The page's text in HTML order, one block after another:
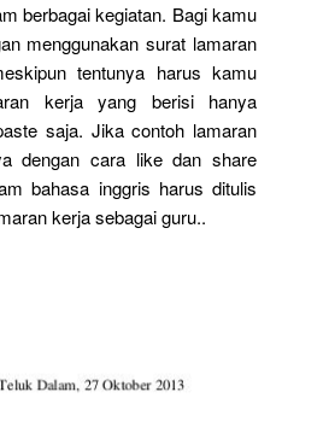
berbagai kegiatan. Bagi kamu
menggunakan surat lamaran
tentunya harus kamu
kerja yang berisi hanya
saja. Jika contoh lamaran
dengan cara like dan share
bahasa inggris harus ditulis
kerja sebagai guru..